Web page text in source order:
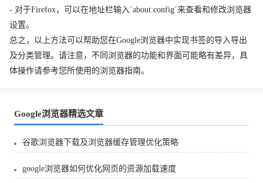
- 对于Firefox，可以在地址栏输入`about:config`来查看和修改浏览器
设置。
总之，以上方法可以帮助您在Google浏览器中实现书签的导入导出
及分类管理。请注意，不同浏览器的功能和界面可能略有差异，具
体操作请参考您所使用的浏览器指南。
Google浏览器精选文章
谷歌浏览器下载及浏览器缓存管理优化策略
google浏览器如何优化网页的资源加载速度